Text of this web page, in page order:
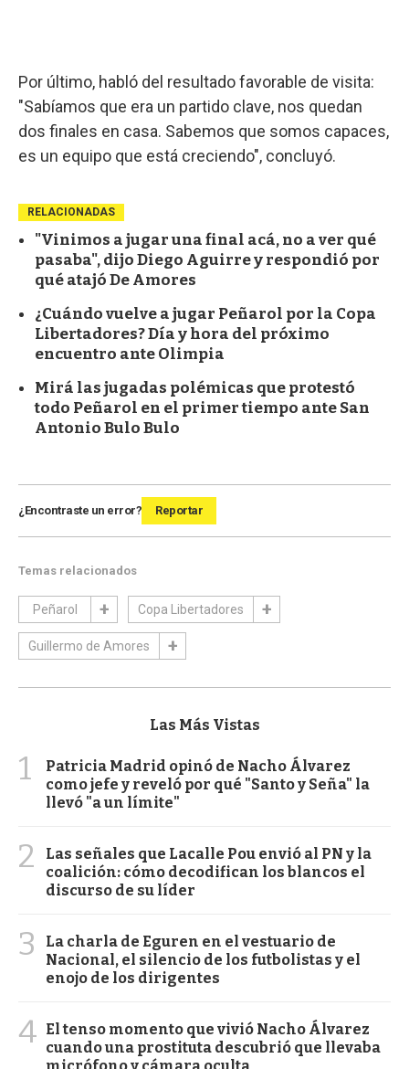
Por último, habló del resultado favorable de visita:
"Sabíamos que era un partido clave, nos quedan
dos finales en casa. Sabemos que somos capaces,
es un equipo que está creciendo", concluyó.
RELACIONADAS
"Vinimos a jugar una final acá, no a ver qué
pasaba", dijo Diego Aguirre y respondió por
qué atajó De Amores
¿Cuándo vuelve a jugar Peñarol por la Copa
Libertadores? Día y hora del próximo
encuentro ante Olimpia
Mirá las jugadas polémicas que protestó
todo Peñarol en el primer tiempo ante San
Antonio Bulo Bulo
¿Encontraste un error? Reportar
Temas relacionados
Peñarol Copa Libertadores
Guillermo de Amores
Las Más Vistas
1
Patricia Madrid opinó de Nacho Álvarez
como jefe y reveló por qué "Santo y Seña" la
llevó "a un límite"
2
Las señales que Lacalle Pou envió al PN y la
coalición: cómo decodifican los blancos el
discurso de su líder
3
La charla de Eguren en el vestuario de
Nacional, el silencio de los futbolistas y el
enojo de los dirigentes
4 El tenso momento que vivió Nacho Álvarez
cuando una prostituta descubrió que llevaba